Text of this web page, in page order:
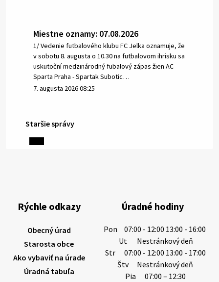
Miestne oznamy: 07.08.2026
1/ Vedenie futbalového klubu FC Jelka oznamuje, že
v sobotu 8. augusta o 10.30 na futbalovom ihrisku sa
uskutoční medzinárodný fubalový zápas žien AC
Sparta Praha - Spartak Subotic…
7. augusta 2026 08:25
6. augusta 2026 08:13
výdatnosti vodárenských zdrojov.
Západoslovenská vodárenská spoločnosť preto
6. augusta 2026 08:12
5. augusta 2026 13:10
Staršie správy
Rýchle odkazy
Obecný úrad
Starosta obce
Ako vybaviť na úrade
Úradná tabuľa
Úradné hodiny
Pon
07:00 - 12:00 13:00 - 16:00
Ut
Nestránkový deň
Str
07:00 - 12:00 13:00 - 17:00
Štv
Nestránkový deň
Pia
07:00 – 12:30